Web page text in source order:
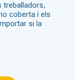
treballadors,
coberta i els
si la